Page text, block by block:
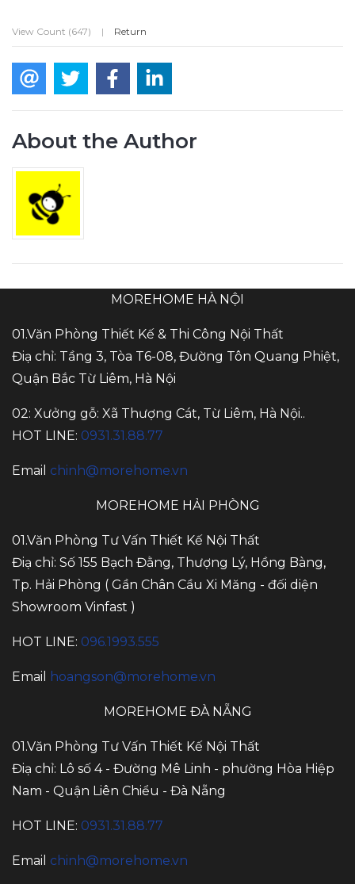
View Count (647) | Return
About the Author
MOREHOME HÀ NỘI
01.Văn Phòng Thiết Kế & Thi Công Nội Thất
Điạ chỉ: Tầng 3, Tòa T6-08, Đường Tôn Quang Phiệt,
Quận Bắc Từ Liêm, Hà Nội
02: Xưởng gỗ: Xã Thượng Cát, Từ Liêm, Hà Nội..
HOT LINE: 0931.31.88.77
Email chinh@morehome.vn
MOREHOME HẢI PHÒNG
01.Văn Phòng Tư Vấn Thiết Kế Nội Thất
Điạ chỉ: Số 155 Bạch Đằng, Thượng Lý, Hồng Bàng,
Tp. Hải Phòng ( Gần Chân Cầu Xi Măng - đối diện
Showroom Vinfast )
HOT LINE: 096.1993.555
Email hoangson@morehome.vn
MOREHOME ĐÀ NẴNG
01.Văn Phòng Tư Vấn Thiết Kế Nội Thất
Điạ chỉ: Lô số 4 - Đường Mê Linh - phường Hòa Hiệp
Nam - Quận Liên Chiểu - Đà Nẵng
HOT LINE: 0931.31.88.77
Email chinh@morehome.vn